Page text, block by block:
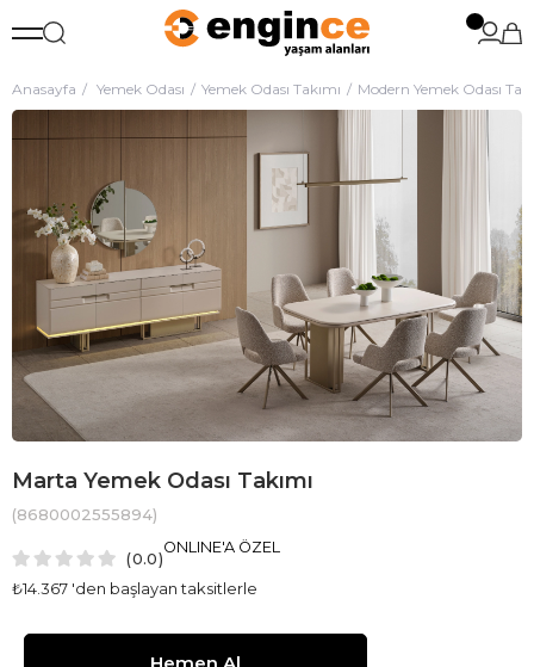
Anasayfa Yemek Odası Yemek Odası Takımı Modern Yemek Odası
Marta Yemek Odası Takımı
(8680002555894)
0.0
₺14.367 'den başlayan taksitlerle
ONLINE'A ÖZEL